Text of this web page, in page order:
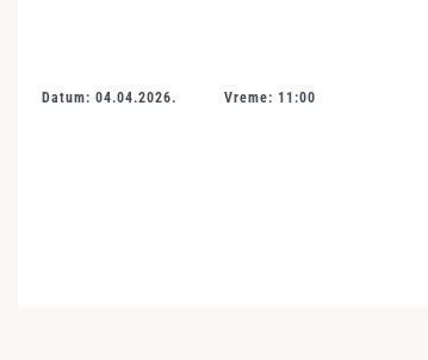
Datum: 04.04.2026. Vreme: 11:00